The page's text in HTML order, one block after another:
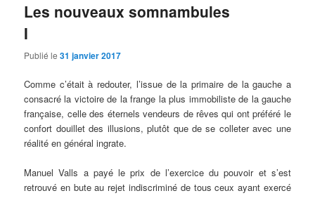
Les nouveaux somnambules
I
Publié le31 janvier 2017
Comme c’était à redouter, l’issue de la primaire de la gauche a
consacré la victoire de la frange la plus immobiliste de la gauche
française, celle des éternels vendeurs de rêves qui ont préféré le
confort douillet des illusions, plutôt que de se colleter avec une
réalité en général ingrate.
Manuel Valls a payé le prix de l’exercice du pouvoir et s’est
retrouvé en bute au rejet indiscriminé de tous ceux ayant exercé